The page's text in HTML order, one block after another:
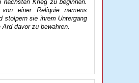
Krieg zu beginnen.
einer Reliquie namens
stolpern sie ihrem Untergang
davor zu bewahren.